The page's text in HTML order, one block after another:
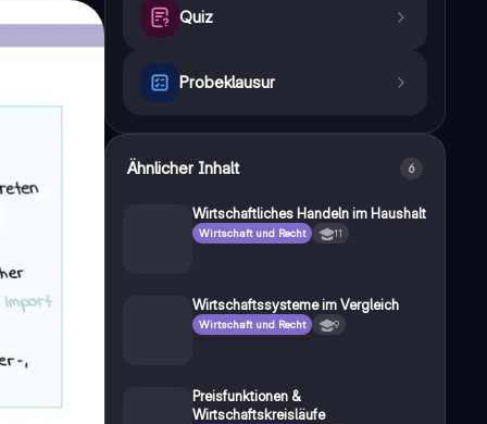
Quiz
Probeklausur
Ähnlicher Inhalt 6
Wirtschaftliches Handeln im Haushalt
Wirtschaft und Recht 11
Wirtschaftssysteme im Vergleich
Wirtschaft und Recht 9
Preisfunktionen &
Wirtschaftskreisläufe